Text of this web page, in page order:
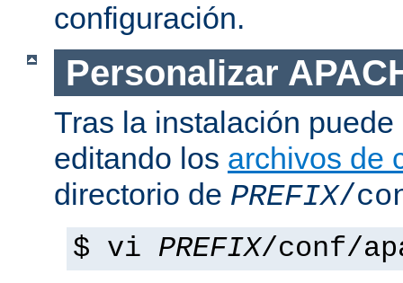
configuración.
Personalizar
Tras la instalación
editando los archivos de
directorio de PREFIX/
$ vi PREFIX/conf/